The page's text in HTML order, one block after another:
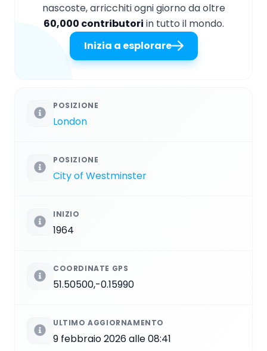
nascoste, arricchiti ogni giorno da oltre
60,000 contributori in tutto il mondo.
Inizia a esplorare
POSIZIONE
London
POSIZIONE
City of Westminster
INIZIO
1964
COORDINATE GPS
51.50500,-0.15990
ULTIMO AGGIORNAMENTO
9 febbraio 2026 alle 08:41